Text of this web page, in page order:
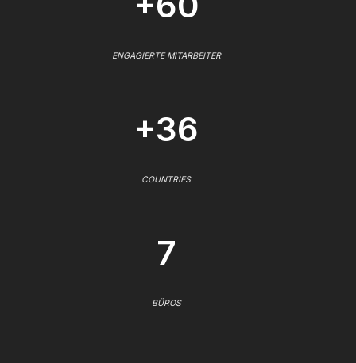
ENGAGIERTE MITARBEITER
+36
COUNTRIES
7
BÜROS